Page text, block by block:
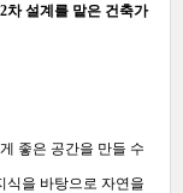
차 설계를 맡은 건축가
좋은 공간을 만들 수
식을 바탕으로 자연을